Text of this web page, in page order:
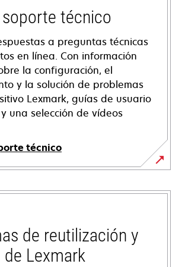
técnico
a preguntas técnicas
en línea. Con información
la configuración, el
y la solución de problemas
Lexmark, guías de usuario
una selección de vídeos
técnico
de reutilización y
Lexmark